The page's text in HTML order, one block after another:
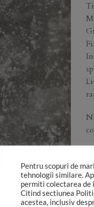
Pentru scopuri de
tehnologii similare.
permiti colectarea
Citind sectiunea
acestea, inclusiv